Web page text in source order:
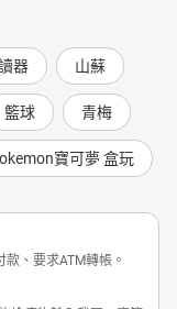
器 山蘇
籃球 青梅
寶可夢 盒玩
、要求ATM轉帳。